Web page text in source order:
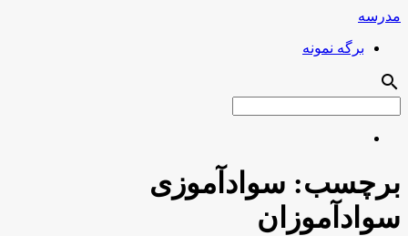
مدرسه
برگه نمونه
search
برچسب: سوادآموزی
سوادآموزان